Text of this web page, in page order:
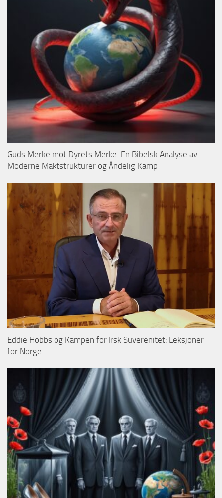
Guds Merke mot Dyrets Merke: En Bibelsk Analyse av
Moderne Maktstrukturer og Åndelig Kamp
Eddie Hobbs og Kampen for Irsk Suverenitet: Leksjoner
for Norge